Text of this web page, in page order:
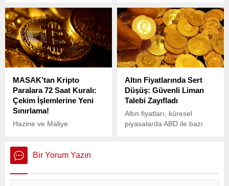
taleplerini içeren taslağı
Çalışma ve Sosyal Güvenlik
Bakanlığı’na sundu.
beyan eden mükelleflere
yönelik önemli bir uyarıda
bulundu.
MASAK’tan Kripto
Paralara 72 Saat Kuralı:
Çekim İşlemlerine Yeni
Sınırlama!
Hazine ve Maliye
(MASAK), kripto varlık
hizmet sağlayıcılarını
ilgilendiren yeni bir
Altın Fiyatlarında Sert
Düşüş: Güvenli Liman
Talebi Zayıfladı
Altın fiyatları, küresel
piyasalarda ABD ile bazı
Bir Yorum Yazın